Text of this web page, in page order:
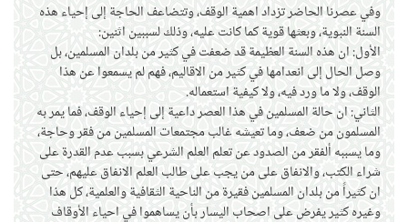
وفي عصرنا الحاضر تزداد اهمية الوقف، وتتضاعف الحاجة إلى إحياء هذه
السنة النبوية، وبعثها قوية كما كانت عليه، وذلك لسببين اثنين:
الأول: ان هذه السنة العظيمة قد ضعفت في كثير من بلدان المسلمين، بل
وصل الحال إلى انعدامها في كثير من الاقاليم، فهم لم يسمعوا عن هذا
الوقف، ولا ما ورد فيه، ولا كيفية استعماله.
الثاني: ان حالة المسلمين في هذا العصر داعية إلى إحياء الوقف، فما يمر به
المسلمون من ضعف، وما تعيشه غالب مجتمعات المسلمين من فقر وحاجة،
وما يسببه ألفقر من الصدود عن تعلم العلم الشرعي بسبب عدم القدرة على
شراء الكتب، والانفاق على من يجب على طالب العلم الانفاق عليهم، حتى
ان كثيراً من بلدان المسلمين فقيرة من الناحية الثقافية والعلمية، كل هذا
وغيره كثير يفرض على اصحاب اليسار بأن يساهموا في احياء الأوقاف